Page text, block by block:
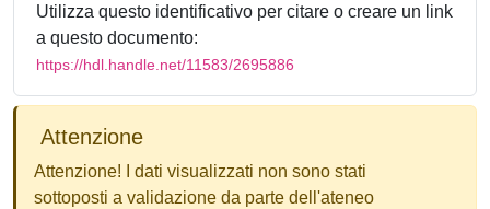
Utilizza questo identificativo per citare o creare un link
a questo documento:
https://hdl.handle.net/11583/2695886
Attenzione
Attenzione! I dati visualizzati non sono stati
sottoposti a validazione da parte dell'ateneo